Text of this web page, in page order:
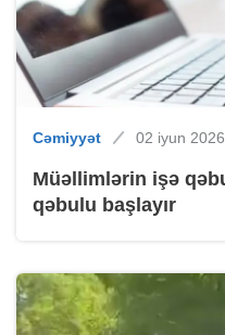
Cəmiyyət 02 iyun
Müəllimlərin işə
qəbulu başlayır